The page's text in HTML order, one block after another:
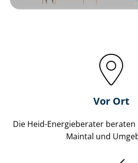
Vor Ort
Die Heid-Energieberater
Maintal und